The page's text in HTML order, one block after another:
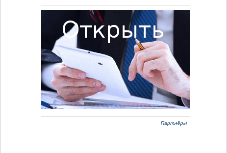
Партнёры